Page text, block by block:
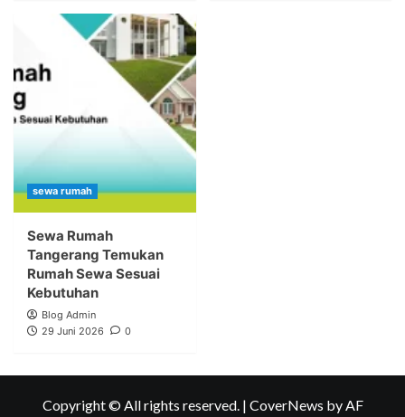
sewa rumah
Sewa Rumah
Tangerang Temukan
Rumah Sewa Sesuai
Kebutuhan
Blog Admin
29 Juni 2026
0
Copyright © All rights reserved. | CoverNews by AF